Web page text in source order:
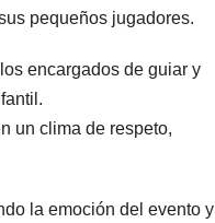
pequeños jugadores.
encargados de guiar y
un clima de respeto,
la emoción del evento y